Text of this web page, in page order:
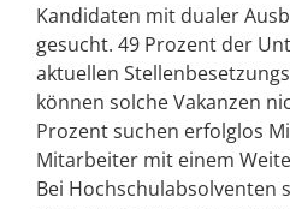
Kandidaten mit dualer
gesucht. 49 Prozent der
aktuellen
können solche Vakanzen
Prozent suchen erfolglos
Mitarbeiter mit einem
Bei Hochschulabsolventen